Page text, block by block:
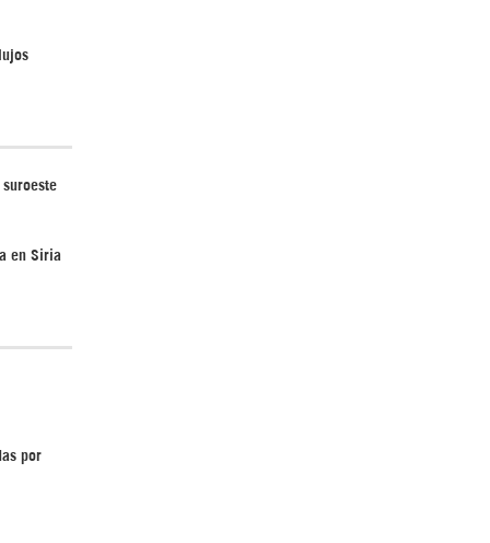
suroeste
en Siria
por